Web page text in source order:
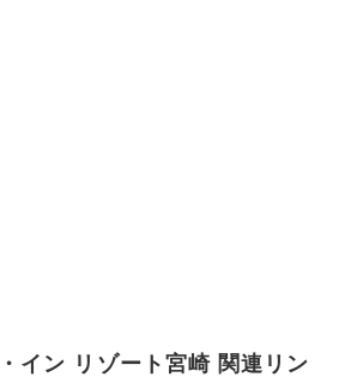
イン リゾート宮崎 関連リン